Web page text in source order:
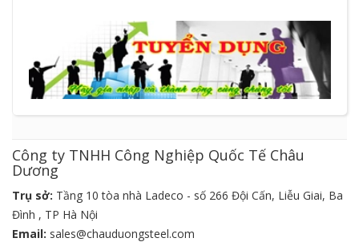
Công ty TNHH Công Nghiệp Quốc Tế Châu
Dương
Trụ sở: Tầng 10 tòa nhà Ladeco - số 266 Đội Cấn, Liễu Giai, Ba
Đình , TP Hà Nội
Email: sales@chauduongsteel.com